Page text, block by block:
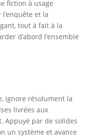
fiction à usage
et la
tout à fait à la
d’abord l’ensemble
ignore résolument la
livrées aux
Appuyé par de solides
un système et avance